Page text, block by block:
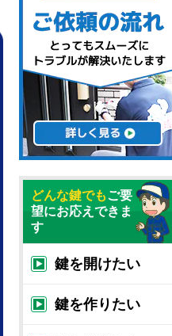
どんな鍵でもご要
望にお応えできま
す
鍵を開けたい
鍵を作りたい